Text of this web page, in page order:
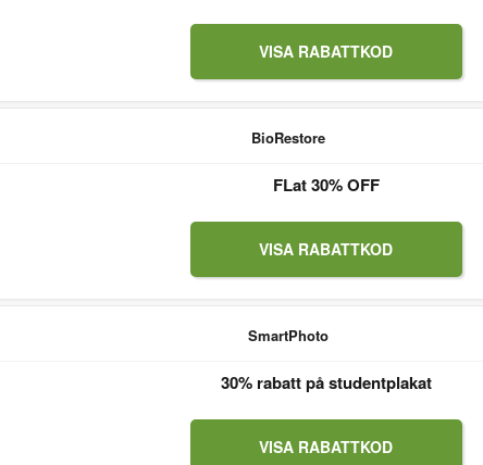
VISA RABATTKOD
BioRestore
FLat 30% OFF
VISA RABATTKOD
SmartPhoto
30% rabatt på studentplakat
VISA RABATTKOD